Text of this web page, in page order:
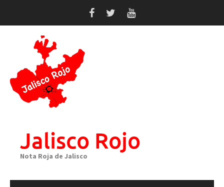
Jalisco Rojo
Nota Roja de Jalisco